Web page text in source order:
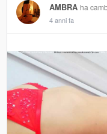
AMBRA ha
4 anni fa